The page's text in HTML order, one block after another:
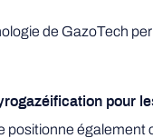
de GazoTech
pour